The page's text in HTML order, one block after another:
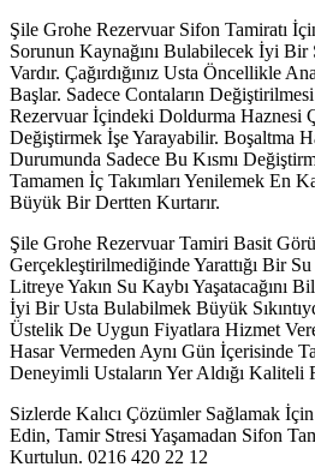
Şile Grohe Rezervuar Sifon Tamiratı
Sorunun Kaynağını Bulabilecek İyi Bir
Vardır. Çağırdığınız Usta Öncellikle
Başlar. Sadece Contaların
Rezervuar İçindeki Doldurma Haznesi
Değiştirmek İşe Yarayabilir. Boşaltma
Durumunda Sadece Bu Kısmı
Tamamen İç Takımları Yenilemek En
Büyük Bir Dertten Kurtarır.
Şile Grohe Rezervuar Tamiri Basit
Gerçekleştirilmediğinde Yarattığı Bir Su
Litreye Yakın Su Kaybı Yaşatacağını
İyi Bir Usta Bulabilmek Büyük
Üstelik De Uygun Fiyatlara Hizmet
Hasar Vermeden Aynı Gün İçerisinde
Deneyimli Ustaların Yer Aldığı Kaliteli
Sizlerde Kalıcı Çözümler Sağlamak
Edin, Tamir Stresi Yaşamadan Sifon
Kurtulun. 0216 420 22 12